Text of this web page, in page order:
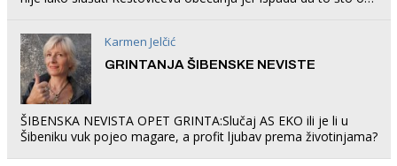
Karmen Jelčić
GRINTANJA ŠIBENSKE NEVISTE
ŠIBENSKA NEVISTA OPET GRINTA:Slučaj AS EKO ili je li u
Šibeniku vuk pojeo magare, a profit ljubav prema životinjama?